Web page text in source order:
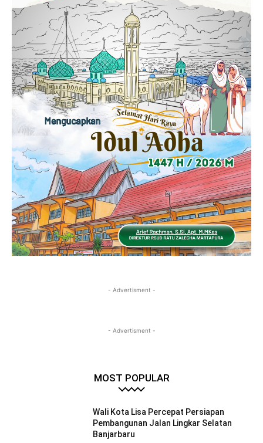
- Advertisment -
- Advertisment -
MOST POPULAR
Wali Kota Lisa Percepat Persiapan
Pembangunan Jalan Lingkar Selatan
Banjarbaru